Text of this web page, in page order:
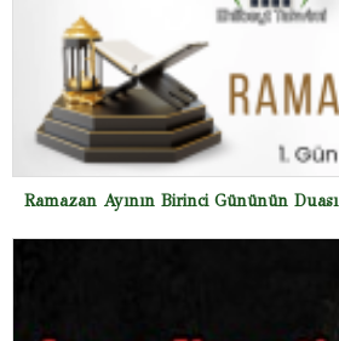
Ramazan Ayının Birinci Gününün Duası